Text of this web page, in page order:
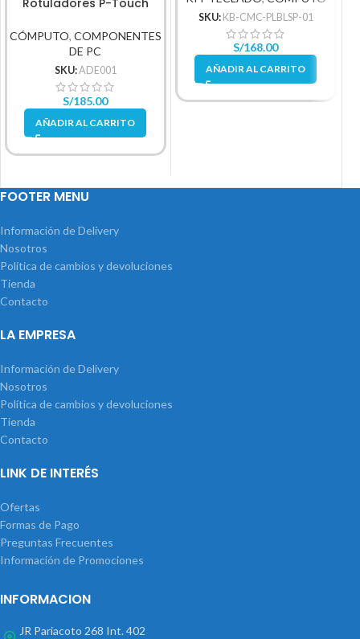
Rotuladores P-Touch
CÓMPUTO, COMPONENTES
DE PC
SKU:ADE001
S/185.00
AÑADIR AL CARRITO
SKU: KB-CMC-PLBLSP-01
S/168.00
AÑADIR AL CARRITO
FOOTER MENU
Información de Delivery
Nosotros
Política de cambios y devoluciones
Tienda
Contacto
LA EMPRESA
Información de Delivery
Nosotros
Política de cambios y devoluciones
Tienda
Contacto
LINK DE INTERÉS
Ofertas
Formas de Pago
Preguntas Frecuentes
Información de Promociones
INFORMACION
JR Pariacoto 268 Int. 402